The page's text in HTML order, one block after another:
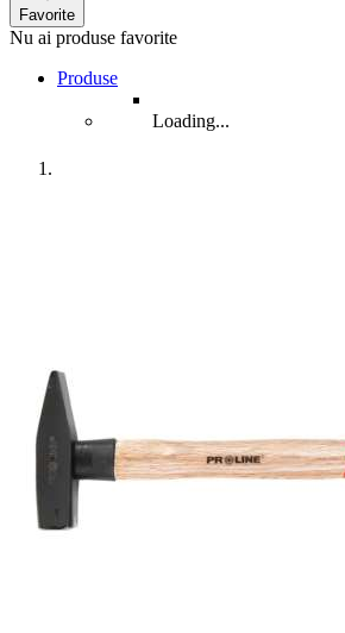
Favorite
Nu ai produse favorite
Produse
Loading...